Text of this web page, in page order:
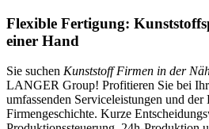
Flexible Fertigung:
einer Hand
Sie suchen Kunststoff Firmen in der
LANGER Group! Profitieren Sie bei
umfassenden Serviceleistungen und der
Firmengeschichte. Kurze